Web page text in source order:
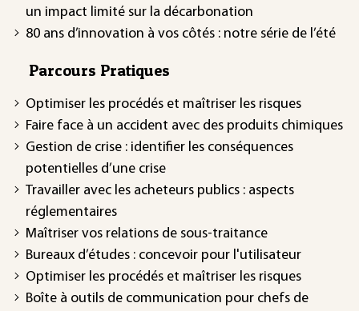
un impact limité sur la décarbonation
80 ans d’innovation à vos côtés : notre série de l’été
Parcours Pratiques
Optimiser les procédés et maîtriser les risques
Faire face à un accident avec des produits chimiques
Gestion de crise : identifier les conséquences
potentielles d’une crise
Travailler avec les acheteurs publics : aspects
réglementaires
Maîtriser vos relations de sous-traitance
Bureaux d’études : concevoir pour l'utilisateur
Optimiser les procédés et maîtriser les risques
Boîte à outils de communication pour chefs de